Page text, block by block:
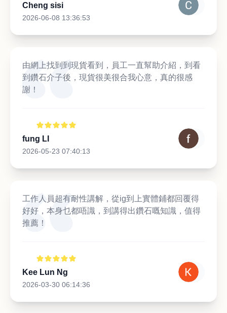
Cheng sisi
2026-06-08 13:36:53
由網上找到到現貨看到，員工一直幫助介紹，到看
到鑽石介子後，現貨很美很合我心意，真的很感
謝！
fung LI
2026-05-23 07:40:13
工作人員超有耐性講解，從ig到上實體鋪都回覆得
好好，本身乜都唔識，到講得出鑽石嘅知識，值得
推薦！
Kee Lun Ng
2026-03-30 06:14:36